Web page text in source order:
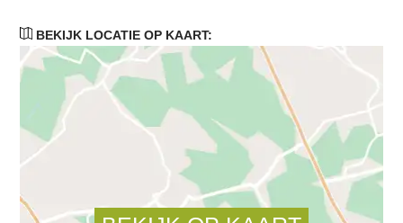
BEKIJK LOCATIE OP KAART: